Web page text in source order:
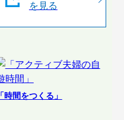
を見る
「時間をつくる」